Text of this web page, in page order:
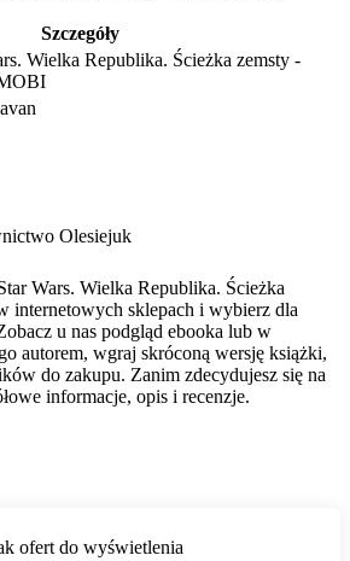
Szczegóły
Wielka Republika. Ścieżka zemsty -
Olesiejuk
Wars. Wielka Republika. Ścieżka
internetowych sklepach i wybierz dla
u nas podgląd ebooka lub w
autorem, wgraj skróconą wersję książki,
do zakupu. Zanim zdecydujesz się na
informacje, opis i recenzje.